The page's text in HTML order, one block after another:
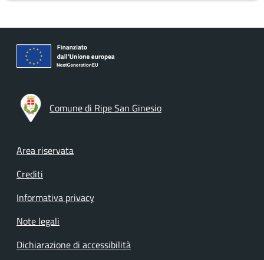
Comune di Ripe San Ginesio
Footer menu
Area riservata
Crediti
Informativa privacy
Note legali
Dichiarazione di accessibilità